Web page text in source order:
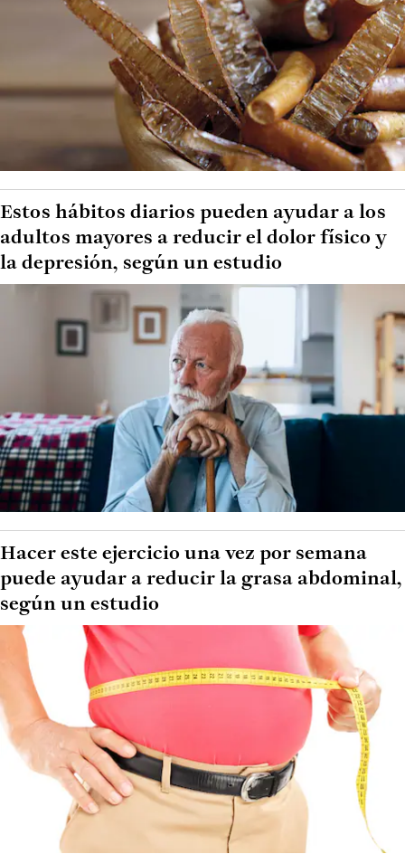
Estos hábitos diarios pueden ayudar a los
adultos mayores a reducir el dolor físico y
la depresión, según un estudio
Hacer este ejercicio una vez por semana
puede ayudar a reducir la grasa abdominal,
según un estudio